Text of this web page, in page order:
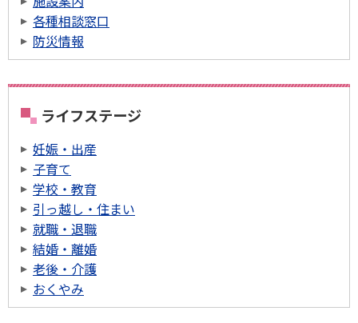
各種相談窓口
防災情報
ライフステージ
妊娠・出産
子育て
学校・教育
引っ越し・住まい
就職・退職
結婚・離婚
老後・介護
おくやみ